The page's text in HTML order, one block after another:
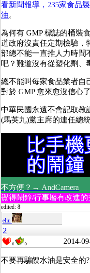
看新聞報導，235家食品
油。
為何有 GMP 標誌的桶裝
道政府沒責任定期檢驗，
部總不能一直推人力時間
吧？難道沒有從塑化劑、
總不能叫每家食品業者自
對於 GMP 愈來愈沒信心了
中華民國永遠不會記取教
(馬英九)黨主席的連任總
不方便？→ AndCamera
覺得鬧鐘/行事曆有改進
edited: 8
eliu
2
0 0 2014-
不要再騙餿水油是安全的?